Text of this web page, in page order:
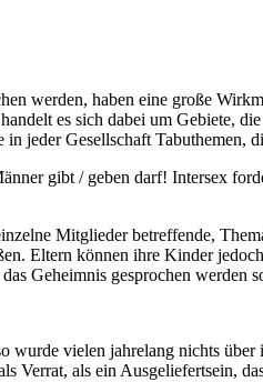
werden, haben eine große
es sich dabei um Gebiete,
jeder Gesellschaft
gibt / geben darf! Intersex
Mitglieder betreffende,
Eltern können ihre Kinder
Geheimnis gesprochen werden
vielen jahrelang nichts
als ein Ausgeliefertsein,